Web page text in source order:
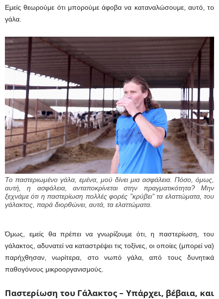
Εμείς θεωρούμε ότι μπορούμε άφοβα να καταναλώσουμε, αυτό, το
γάλα.
Το παστεριωμένο γάλα, εμένα, μού δίνει μια ασφάλεια. Πόσο, όμως,
αυτή, η ασφάλεια, ανταποκρίνεται στην πραγματικότητα? Μην
ξεχνάμε ότι η παστερίωση πολλές φορές ”κρύβει” τα ελαττώματα, του
γάλακτος, παρά διορθώνει, αυτά, τα ελαττώματα.
Όμως, εμείς θα πρέπει να γνωρίζουμε ότι, η παστερίωση, του
γάλακτος, αδυνατεί να καταστρέψει τις τοξίνες, οι οποίες (μπορεί να)
παρήχθησαν, νωρίτερα, στο νωπό γάλα, από τους δυνητικά
παθογόνους μικροοργανισμούς.
Παστερίωση του Γάλακτος – Υπάρχει, βέβαια, και